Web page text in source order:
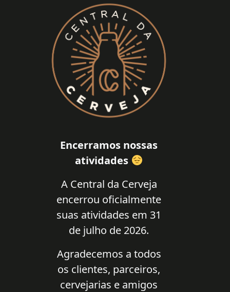
Encerramos nossas
atividades
A Central da Cerveja
encerrou oficialmente
suas atividades em 31
de julho de 2026.
Agradecemos a todos
os clientes, parceiros,
cervejarias e amigos